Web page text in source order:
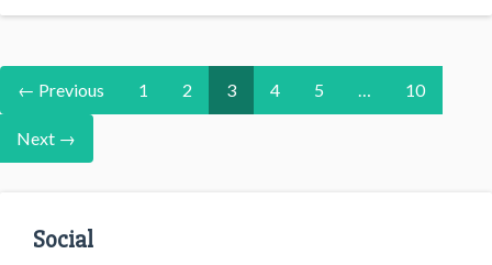
← Previous 1 2 3 4 5 10
Next →
Social